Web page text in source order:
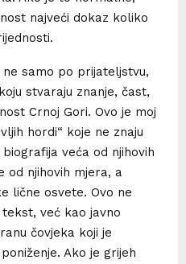
najveći dokaz koliko
samo po prijateljstvu,
stvaraju znanje, čast,
Crnoj Gori. Ovo je moj
hordi“ koje ne znaju
veća od njihovih
od njihovih mjera, a
lične osvete. Ovo ne
već kao javno
čovjeka koji je
Ako je grijeh